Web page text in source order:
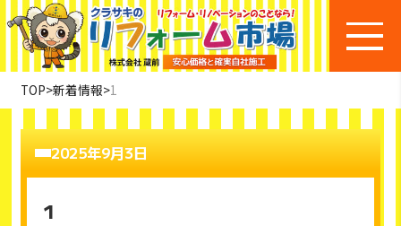
TOP>新着情報>1
2025年9月3日
1